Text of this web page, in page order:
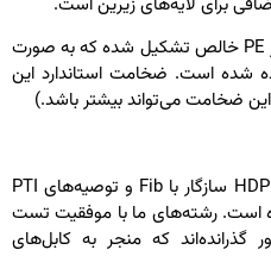
این لایه از PE خالص تشکیل شده که به صورت
است. ضخامت استاندارد این
کابل‌های نگهدارنده‌ی ما با پوشش HDPE سازگار با Fib و توصیه‌های PTI
است. رشته‌های ما با موفقیت تست
را با ۲٫۰۰۰٫۰۰۰ دور گذرانده‌اند که منجر به کابل‌های